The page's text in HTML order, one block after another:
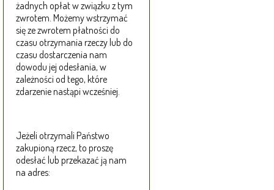
żadnych opłat w związku z tym
zwrotem. Możemy wstrzymać
się ze zwrotem płatności do
czasu otrzymania rzeczy lub do
czasu dostarczenia nam
dowodu jej odesłania, w
zależności od tego, które
zdarzenie nastąpi wcześniej.
Jeżeli otrzymali Państwo
zakupioną rzecz, to proszę
odesłać lub przekazać ją nam
na adres: